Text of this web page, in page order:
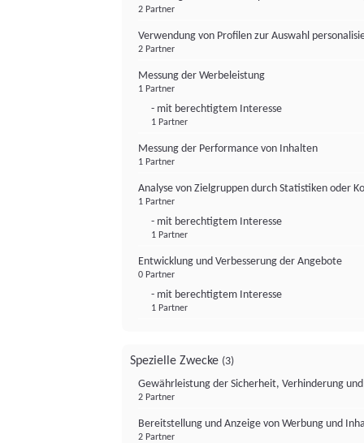
2 Partner
Verwendung von Profilen zur Auswahl
2 Partner
Messung der Werbeleistung
1 Partner
- mit berechtigtem Interesse
1 Partner
Messung der Performance von Inhalten
1 Partner
Analyse von Zielgruppen durch Statistiken oder
1 Partner
- mit berechtigtem Interesse
1 Partner
Entwicklung und Verbesserung der Angebote
0 Partner
- mit berechtigtem Interesse
1 Partner
Spezielle Zwecke (3)
Gewährleistung der Sicherheit, Verhinderung
2 Partner
Bereitstellung und Anzeige von Werbung und
2 Partner